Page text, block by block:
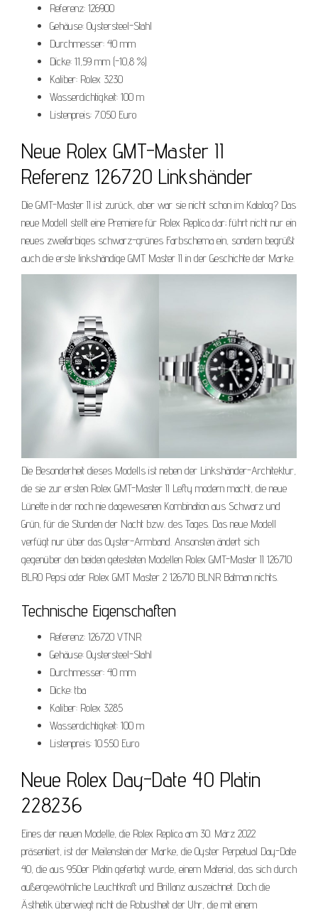
Referenz: 126900
Gehäuse: Oystersteel-Stahl
Durchmesser: 40 mm
Dicke: 11,59 mm (-10,8 %)
Kaliber: Rolex 3230
Wasserdichtigkeit: 100 m
Listenpreis: 7.050 Euro
Neue Rolex GMT-Master II
Referenz 126720 Linkshänder
Die GMT-Master II ist zurück, aber war sie nicht schon im Katalog? Das
neue Modell stellt eine Premiere für Rolex Replica dar; führt nicht nur ein
neues zweifarbiges schwarz-grünes Farbschema ein, sondern begrüßt
auch die erste linkshändige GMT Master II in der Geschichte der Marke.
Die Besonderheit dieses Modells ist neben der Linkshänder-Architektur,
die sie zur ersten Rolex GMT-Master II Lefty modern macht, die neue
Lünette in der noch nie dagewesenen Kombination aus Schwarz und
Grün, für die Stunden der Nacht bzw. des Tages. Das neue Modell
verfügt nur über das Oyster-Armband. Ansonsten ändert sich
gegenüber den beiden getesteten Modellen Rolex GMT-Master II 126710
BLRO Pepsi oder Rolex GMT Master 2 126710 BLNR Batman nichts.
Technische Eigenschaften
Referenz: 126720 VTNR
Gehäuse: Oystersteel-Stahl
Durchmesser: 40 mm
Dicke: tba
Kaliber: Rolex 3285
Wasserdichtigkeit: 100 m
Listenpreis: 10.550 Euro
Neue Rolex Day-Date 40 Platin
228236
Eines der neuen Modelle, die Rolex Replica am 30. März 2022
präsentiert, ist der Meilenstein der Marke, die Oyster Perpetual Day-Date
40, die aus 950er Platin gefertigt wurde, einem Material, das sich durch
außergewöhnliche Leuchtkraft und Brillanz auszeichnet. Doch die
Ästhetik überwiegt nicht die Robustheit der Uhr, die mit einem